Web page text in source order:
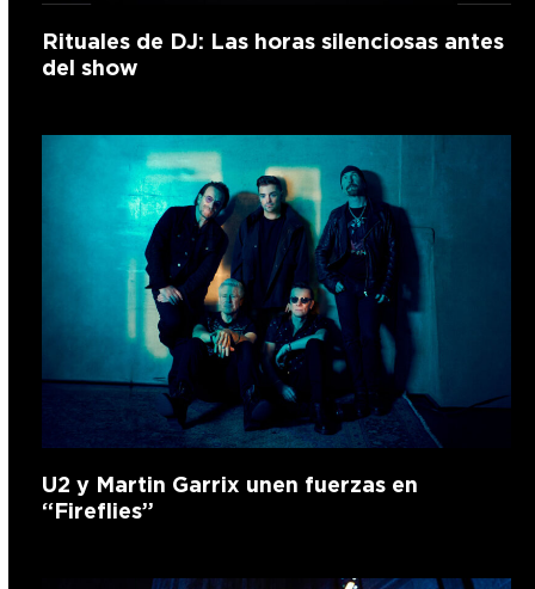
Rituales de DJ: Las horas silenciosas antes
del show
U2 y Martin Garrix unen fuerzas en
“Fireflies”